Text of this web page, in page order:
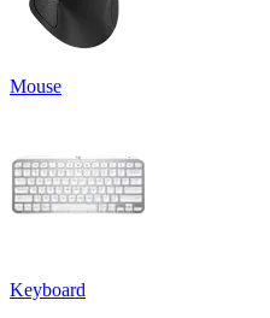
Mouse
Keyboard